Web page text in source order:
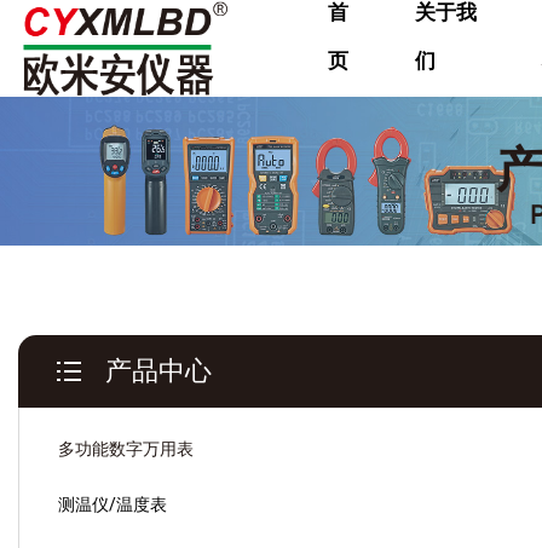
首
页
关于我
们
产品中心
多功能数字万用表
测温仪/温度表